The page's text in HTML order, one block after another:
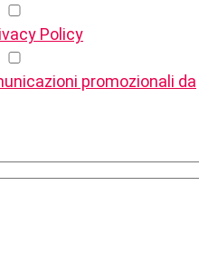
Policy
promozionali da